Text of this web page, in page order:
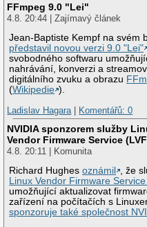
FFmpeg 9.0 "Lei"
4.8. 20:44 | Zajímavý článek
Jean-Baptiste Kempf na svém
představil novou verzi 9.0 "Lei"
svobodného softwaru
nahrávání, konverzi a
digitálního zvuku a obrazu
(Wikipedie ).
Ladislav Hagara| Komentářů: 0
NVIDIA sponzorem služby
Vendor Firmware Service
4.8. 20:11 | Komunita
Richard Hughesoznámil
, že
Linux Vendor Firmware
umožňující aktualizovat
zařízení na počítačích s
sponzoruje také společnost